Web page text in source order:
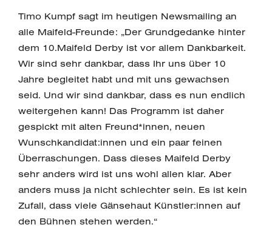
Timo Kumpf sagt im heutigen Newsmailing an
alle Maifeld-Freunde: „Der Grundgedanke hinter
dem 10.Maifeld Derby ist vor allem Dankbarkeit.
Wir sind sehr dankbar, dass Ihr uns über 10
Jahre begleitet habt und mit uns gewachsen
seid. Und wir sind dankbar, dass es nun endlich
weitergehen kann! Das Programm ist daher
gespickt mit alten Freund*innen, neuen
Wunschkandidat:innen und ein paar feinen
Überraschungen. Dass dieses Maifeld Derby
sehr anders wird ist uns wohl allen klar. Aber
anders muss ja nicht schlechter sein. Es ist kein
Zufall, dass viele Gänsehaut Künstler:innen auf
den Bühnen stehen werden.“